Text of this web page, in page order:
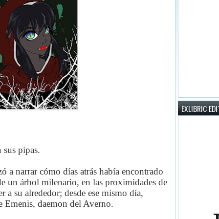
sus pipas.
a narrar cómo días atrás había encontrado
un árbol milenario, en las proximidades de
a su alrededor; desde ese mismo día,
Emenis, daemon del Averno.
EXLIBRIC